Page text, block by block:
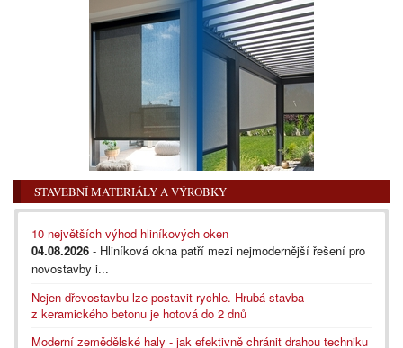
STAVEBNÍ MATERIÁLY A VÝROBKY
10 největších výhod hliníkových oken
04.08.2026 - Hliníková okna patří mezi nejmodernější řešení pro
novostavby i...
Nejen dřevostavbu lze postavit rychle. Hrubá stavba
z keramického betonu je hotová do 2 dnů
Moderní zemědělské haly - jak efektivně chránit drahou techniku